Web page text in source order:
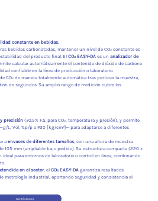
constante en bebidas.
bebidas carbonatadas, mantener un nivel de CO₂ constante es
del producto final. ElCO₂ EASY-DA es unanalizador de
calcular automáticamente el contenido de dióxido de carbono
confiable en la línea de producción o laboratorio.
CO₂ de manera totalmente automática tras perforar la muestra,
de segundos. Su amplio rango de medición cubre los
precisión (±0.5% F.S. para CO₂, temperatura y presión), y permite
L, Vol, %p/p o P20 [kg/cm²]— para adaptarse a diferentes
aenvases de diferentes tamaños , con una altura de muestra
105 mm (ampliable bajo pedido). Su estructura compacta (220 ×
para entornos de laboratorio o control en línea, combinando
en el sector, elCO₂ EASY-DAgarantiza resultados
metrología industrial, aportando seguridad y consistencia al
Contáctanos